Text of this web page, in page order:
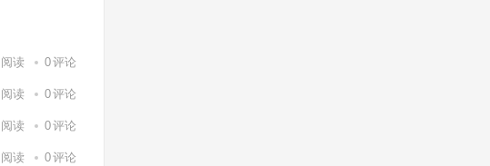
阅读 0评论
阅读 0评论
阅读 0评论
阅读 0评论